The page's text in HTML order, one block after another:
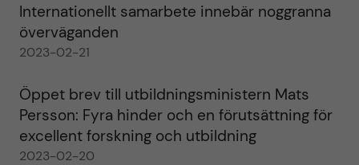
Internationellt samarbete innebär noggranna
överväganden
2023-02-21
Öppet brev till utbildningsministern Mats
Persson: Fyra hinder och en förutsättning för
excellent forskning och utbildning
2023-02-20